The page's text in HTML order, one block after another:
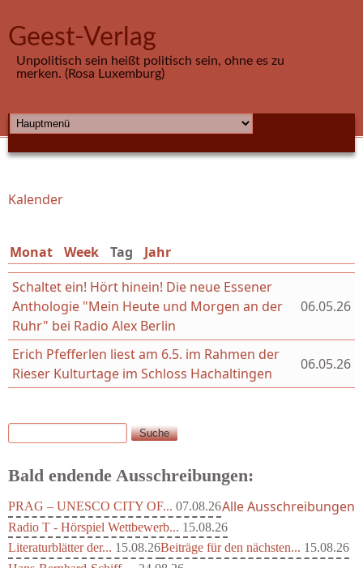
Geest-Verlag
Unpolitisch sein heißt politisch sein, ohne es zu
merken. (Rosa Luxemburg)
HAUPTMENÜ
Sie sind hier
Kalender
Monat Week Tag (aktiver Reiter)
Jahr
Schaltet ein! Hört hinein! Die neue Essener
Anthologie "Mein Heute und Morgen an der
Ruhr" bei Radio Alex Berlin
06.05.26
Erich Pfefferlen liest am 6.5. im Rahmen der
Rieser Kulturtage im Schloss Hachaltingen
06.05.26
Suchformular
Suche
Bald endende Ausschreibungen:
PRAG – UNESCO CITY OF... 07.08.26
Radio T - Hörspiel Wettbewerb... 15.08.26
Literaturblätter der... 15.08.26Beiträge für den nächsten... 15.08.26
Alle Ausschreibungen